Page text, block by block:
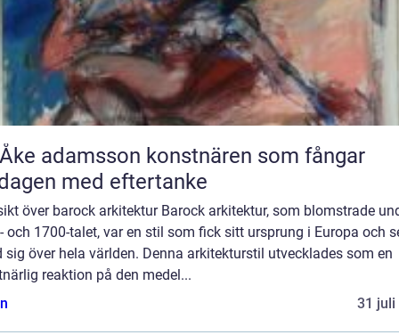
konstnären som fångar
med eftertanke
över barock arkitektur Barock arkitektur, som blomstrade
och 1700-talet, var en stil som fick sitt ursprung i Europa och
sig över hela världen. Denna arkitekturstil utvecklades som en
reaktion på den medel...
31 juli